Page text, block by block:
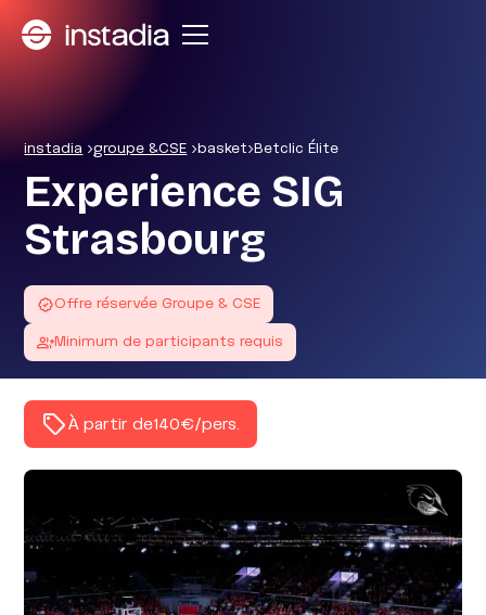
instadia>groupe &CSE>basket>Betclic Élite
Experience SIG
Strasbourg
Offre réservée Groupe & CSE
Minimum de participants requis
À partir de140€/pers.